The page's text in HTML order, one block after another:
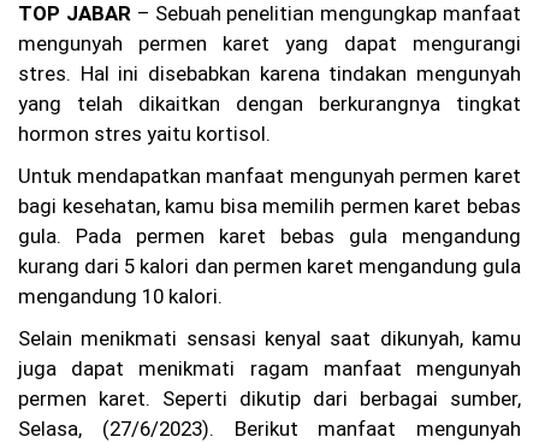
Ba
nd
un
g
Re
M
e
m
bu
Pe
m
aa
n
An
gg
TOP JABAR– Sebuah penelitian mengungkap manfaat
mengunyah permen karet yang dapat mengurangi
stres. Hal ini disebabkan karena tindakan mengunyah
yang telah dikaitkan dengan berkurangnya tingkat
hormon stres yaitu kortisol.
Untuk mendapatkan manfaat mengunyah permen karet
bagi kesehatan, kamu bisa memilih permen karet bebas
gula. Pada permen karet bebas gula mengandung
kurang dari 5 kalori dan permen karet mengandung gula
mengandung 10 kalori.
Selain menikmati sensasi kenyal saat dikunyah, kamu
juga dapat menikmati ragam manfaat mengunyah
permen karet. Seperti dikutip dari berbagai sumber,
Selasa, (27/6/2023). Berikut manfaat mengunyah